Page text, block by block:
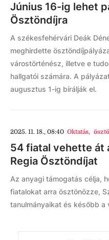
Június 16-ig lehet
Ösztöndíjra
A székesfehérvári Deák
meghirdette
várostörténész, illetve e
hallgatói számára. A
augusztus 1-ig bírálják el.
2025. 11. 18., 08:40 Oktatás,
54 fiatal vehette át
Regia Ösztöndíjat
Az anyagi támogatás célja,
fiatalokat arra ösztönözze,
tanulmányaikat és később a